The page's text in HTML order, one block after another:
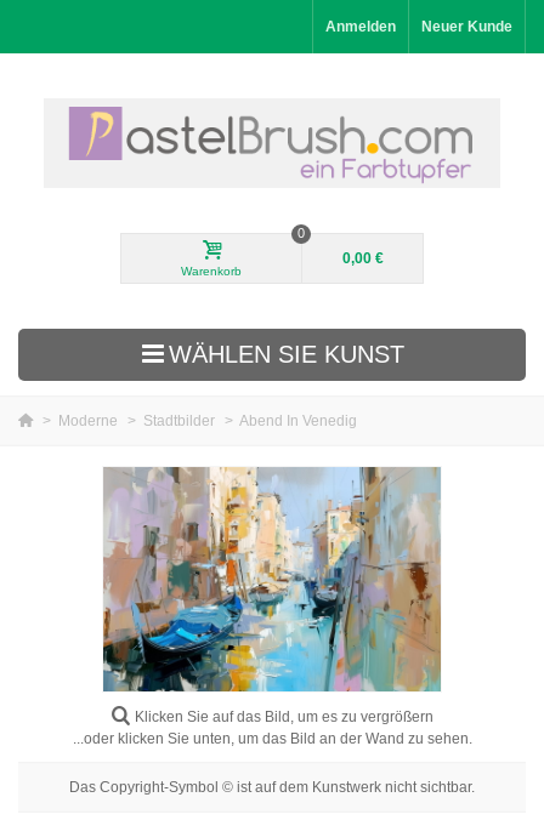
Anmelden Neuer Kunde
Warenkorb
0
0,00 €
WÄHLEN SIE KUNST
Landschaftsbilder
Blumenbilder
Porträtbilder
Dekorative
Nach Raum
> Moderne > Stadtbilder > Abend In Venedig
Klicken Sie auf das Bild, um es zu vergrößern
...oder klicken Sie unten, um das Bild an der Wand zu sehen.
Das Copyright-Symbol © ist auf dem Kunstwerk nicht sichtbar.